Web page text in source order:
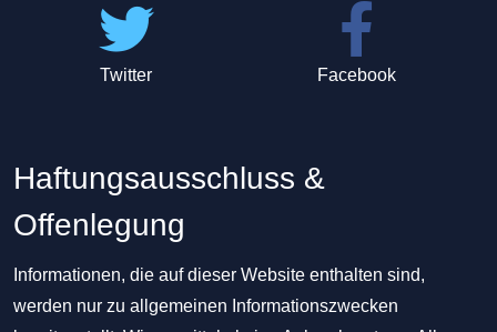
Twitter Facebook
Haftungsausschluss &
Offenlegung
Informationen, die auf dieser Website enthalten sind,
werden nur zu allgemeinen Informationszwecken